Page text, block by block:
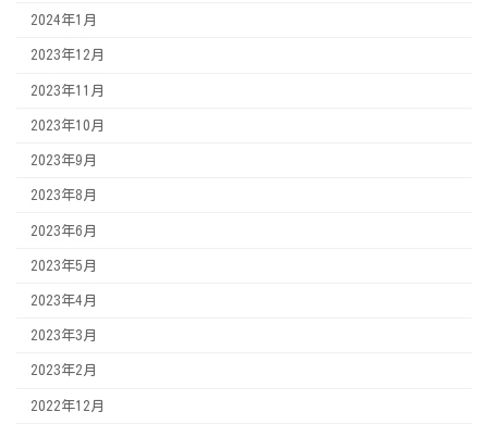
2024年1月
2023年12月
2023年11月
2023年10月
2023年9月
2023年8月
2023年6月
2023年5月
2023年4月
2023年3月
2023年2月
2022年12月